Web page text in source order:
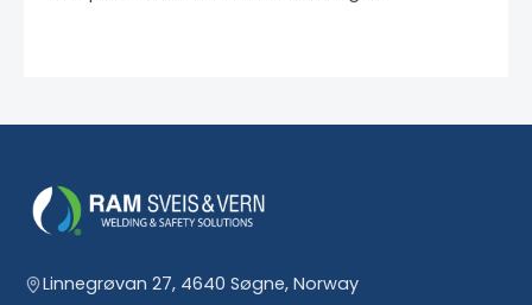
Linnegrøvan 27, 4640 Søgne, Norway